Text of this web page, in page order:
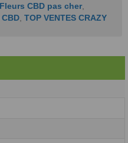
Fleurs CBD pas cher,
TOP VENTES CRAZY